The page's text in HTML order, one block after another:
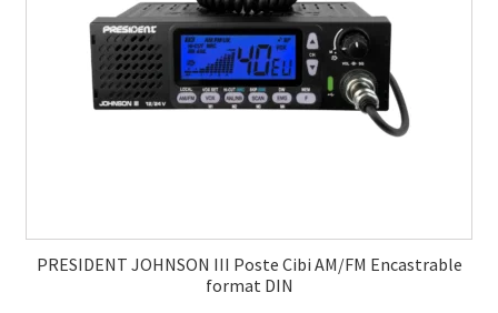
PRESIDENT JOHNSON III Poste Cibi AM/FM Encastrable
format DIN